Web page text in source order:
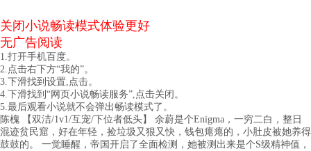
关闭小说畅读模式体验更好
无广告阅读
1.打开手机百度。
2.点击右下方“我的”。
3.下滑找到设置,点击。
4.下滑找到“网页小说畅读服务”,点击关闭。
5.最后观看小说就不会弹出畅读模式了。
陈槐 【双洁/1v1/互宠/下位者低头】 余蔚是个Enigma，一穷二白，整日
混迹贫民窟，好在年轻，捡垃圾又狠又快，钱包瘪瘪的，小肚皮被她养得
鼓鼓的。 一觉睡醒，帝国开启了全面检测，她被测出来是个S级精神值，